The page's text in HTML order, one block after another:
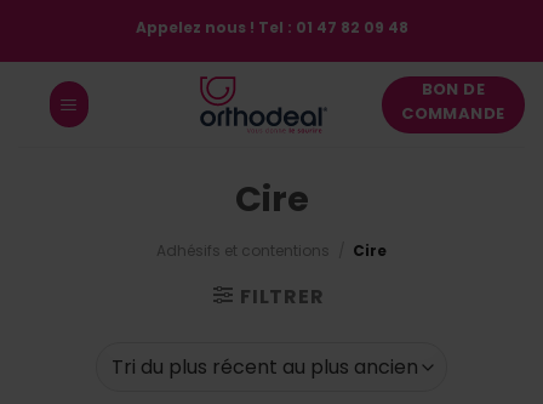
contenu
Appelez nous ! Tel : 01 47 82 09 48
BON DE
COMMANDE
Cire
Adhésifs et contentions Cire
FILTRER